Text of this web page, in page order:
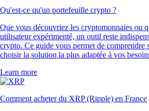
Qu'est-ce qu'un portefeuille crypto ?
Que vous découvriez les cryptomonnaies ou
utilisateur expérimenté, un outil reste
crypto. Ce guide vous permet de comprendre
choisir la solution la plus adaptée à vos
Learn more
Comment acheter du XRP (Ripple) en France